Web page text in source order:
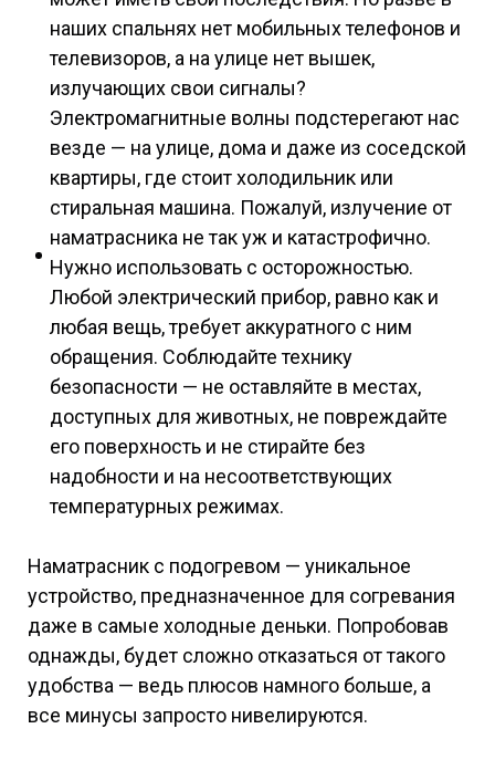
наших спальнях нет мобильных телефонов и
телевизоров, а на улице нет вышек,
излучающих свои сигналы?
Электромагнитные волны подстерегают нас
везде — на улице, дома и даже из соседской
квартиры, где стоит холодильник или
стиральная машина. Пожалуй, излучение от
наматрасника не так уж и катастрофично.
Нужно использовать с осторожностью.
Любой электрический прибор, равно как и
любая вещь, требует аккуратного с ним
обращения. Соблюдайте технику
безопасности — не оставляйте в местах,
доступных для животных, не повреждайте
его поверхность и не стирайте без
надобности и на несоответствующих
температурных режимах.
Наматрасник с подогревом — уникальное
устройство, предназначенное для согревания
даже в самые холодные деньки. Попробовав
однажды, будет сложно отказаться от такого
удобства — ведь плюсов намного больше, а
все минусы запросто нивелируются.